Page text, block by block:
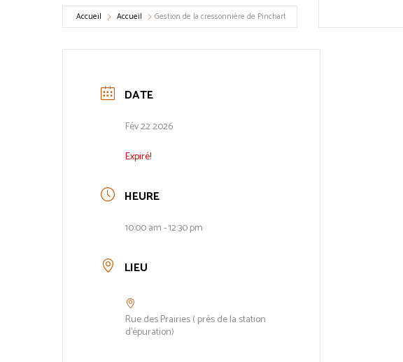
Accueil Accueil Gestion de la cressonnière de Pinchart
DATE
Fév 22 2026
Expiré!
HEURE
10:00 am - 12:30 pm
LIEU
Rue des Prairies ( près de la station
d'épuration)